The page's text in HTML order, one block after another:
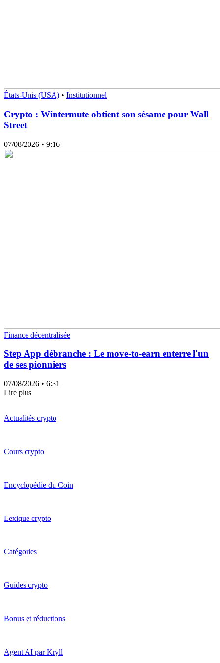
États-Unis (USA) • Institutionnel
Crypto : Wintermute obtient son sésame pour Wall
Street
07/08/2026 • 9:16
Finance décentralisée
Step App débranche : Le move-to-earn enterre l'un
de ses pionniers
07/08/2026 • 6:31
Lire plus
Actualités crypto
Cours crypto
Encyclopédie du Coin
Lexique crypto
Catégories
Guides crypto
Bonus et réductions
Agent AI par Kryll